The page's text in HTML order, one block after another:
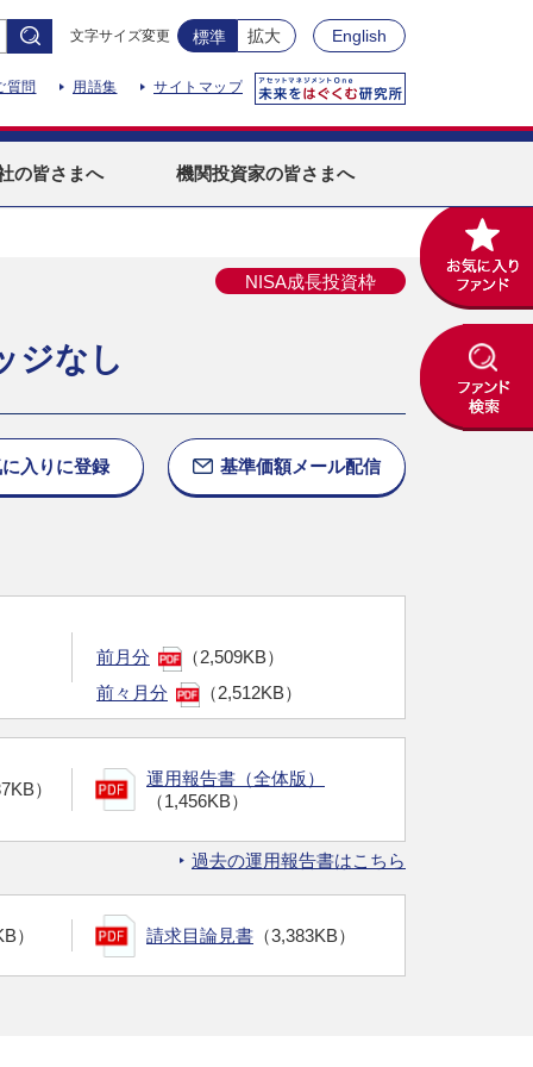
文字サイズ変更 標準 拡大 English
質問 用語集 サイトマップ
の皆さまへ 機関投資家の皆さまへ
NISA成長投資枠
ジなし
入りに登録 基準価額メール配信
前月分
（2,509KB）
前々月分
（2,512KB）
）
運用報告書（全体版）
（1,456KB）
過去の運用報告書はこちら
） 請求目論見書 （3,383KB）